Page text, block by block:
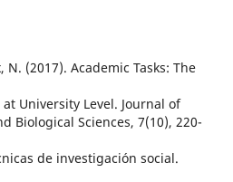
N. (2017). Academic Tasks: The
University Level. Journal of
Biological Sciences, 7(10), 220-
de investigación social.